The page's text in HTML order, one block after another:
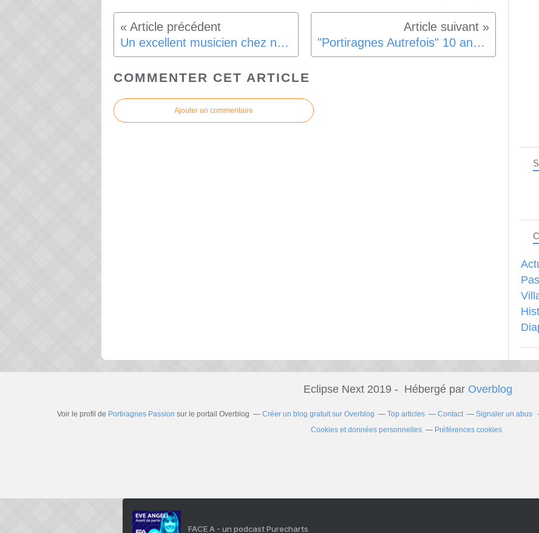
Un excellent musicien chez nos anciens... "Portiragnes Autrefois" 10 ans à la recherche du temps passé...
COMMENTER CET ARTICLE
Ajouter un commentaire
Eclipse Next 2019 - Hébergé par Overblog
Voir le profil de Portiragnes Passion sur le portail Overblog Créer un blog gratuit sur Overblog Top articles Contact Signaler un abus
Cookies et données personnelles
Préférences cookies
FACE A - un podcast Purecharts